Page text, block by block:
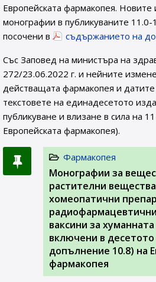
Европейската фармакопея.
монографии в публикуваните
посочени в
съдържанието на
Със Заповед на министъра на
272/23.06.2022 г. и нейните
действащата фармакопея и датите
текстовете на единадесетото
публикуване и влизане в сила на
Европейската фармакопея).
Фармакопея
Монографии за
растителни
хомеопатични
ваксини за
включени в
допълнение 10.8) на
фармакопея